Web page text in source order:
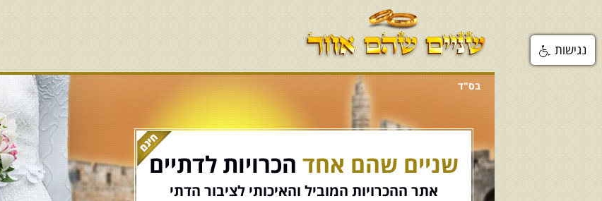
בס"ד
שניים שהם אחד הכרויות לדתיים
אתר ההכרויות המוביל והאיכותי לציבור הדתי
נגישות